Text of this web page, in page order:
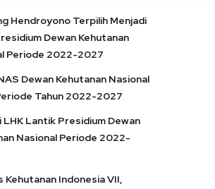
Hendroyono Terpilih Menjadi
Dewan Kehutanan
Periode 2022-2027
Dewan Kehutanan Nasional
Tahun 2022-2027
Lantik Presidium Dewan
Nasional Periode 2022-
Kehutanan Indonesia VII,